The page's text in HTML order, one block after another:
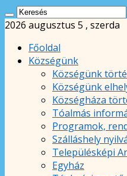
2026 augusztus 5 , szerda
Főoldal
Községünk
Községünk
Községünk
Községháza
Tóalmás
Programok,
Szálláshely
Településképi
Egyház